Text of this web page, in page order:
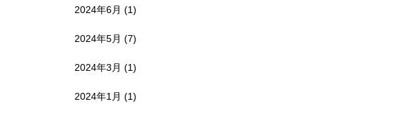
2024年6月 (1)
2024年5月 (7)
2024年3月 (1)
2024年1月 (1)